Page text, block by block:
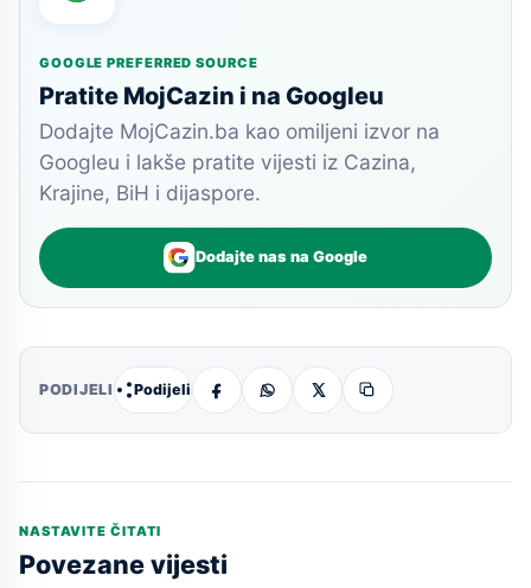
GOOGLE PREFERRED SOURCE
Pratite MojCazin i na Googleu
Dodajte MojCazin.ba kao omiljeni izvor na
Googleu i lakše pratite vijesti iz Cazina,
Krajine, BiH i dijaspore.
Dodajte nas na Google
PODIJELI Podijeli
NASTAVITE ČITATI
Povezane vijesti